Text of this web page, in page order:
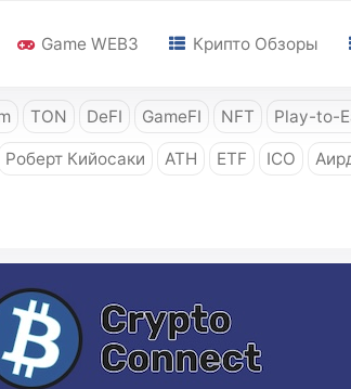
Game WEB3 Крипто Обзоры
TON DeFI GameFI NFT Play-to-
Роберт Кийосаки ATH ETF ICO